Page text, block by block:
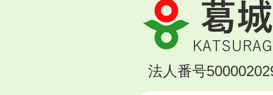
葛
城
市
K
法人番号